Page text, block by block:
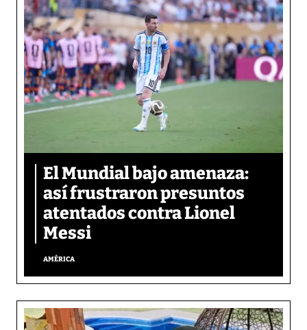
El Mundial bajo amenaza:
así frustraron presuntos
atentados contra Lionel
Messi
AMÉRICA